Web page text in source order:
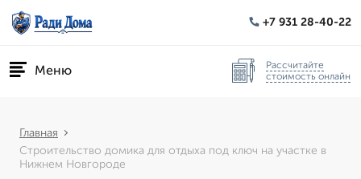
+7 931 28-40-22
Меню
Рассчитайте
стоимость онлайн
Главная
Строительство домика для отдыха под ключ на участке в
Нижнем Новгороде